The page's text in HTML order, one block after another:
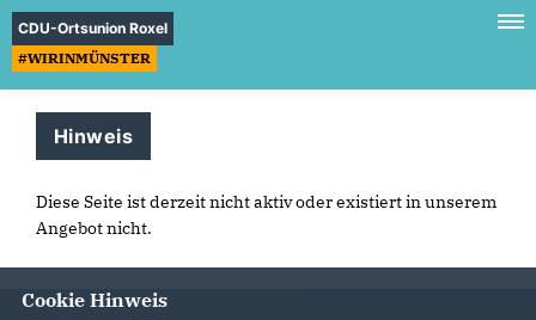
CDU-Ortsunion Roxel
#WIRINMÜNSTER
Hinweis
Diese Seite ist derzeit nicht aktiv oder existiert in unserem
Angebot nicht.
Cookie Hinweis